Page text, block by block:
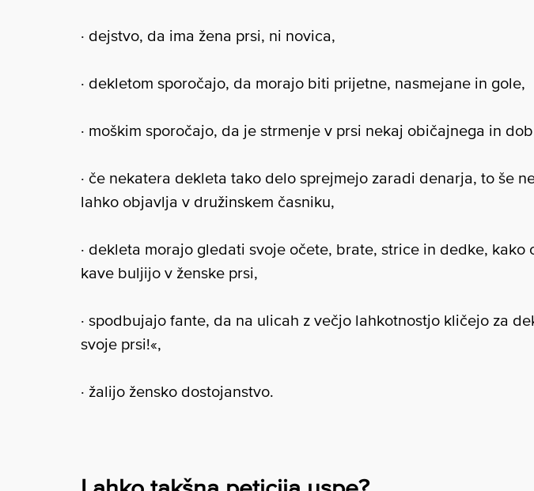
· dejstvo, da ima žena prsi, ni novica,
· dekletom sporočajo, da morajo biti prijetne, nasmejane in gole,
· moškim sporočajo, da je strmenje v prsi nekaj običajnega in
· če nekatera dekleta tako delo sprejmejo zaradi denarja, to še
lahko objavlja v družinskem časniku,
· dekleta morajo gledati svoje očete, brate, strice in dedke,
kave buljijo v ženske prsi,
· spodbujajo fante, da na ulicah z večjo lahkotnostjo kličejo za
svoje prsi!«,
· žalijo žensko dostojanstvo.